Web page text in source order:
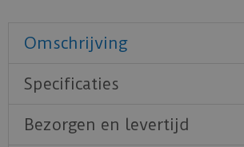
Omschrijving
Specificaties
Bezorgen en levertijd